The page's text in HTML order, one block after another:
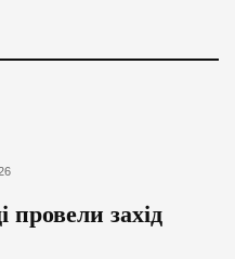
провели захід